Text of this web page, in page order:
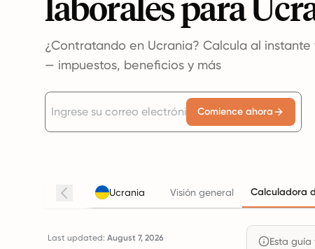
¿Contratando en Ucrania? Calcula al
— impuestos, beneficios y más
Comience ahora
Ucrania Visión general Calculadora
Last updated: August 7, 2026
Esta